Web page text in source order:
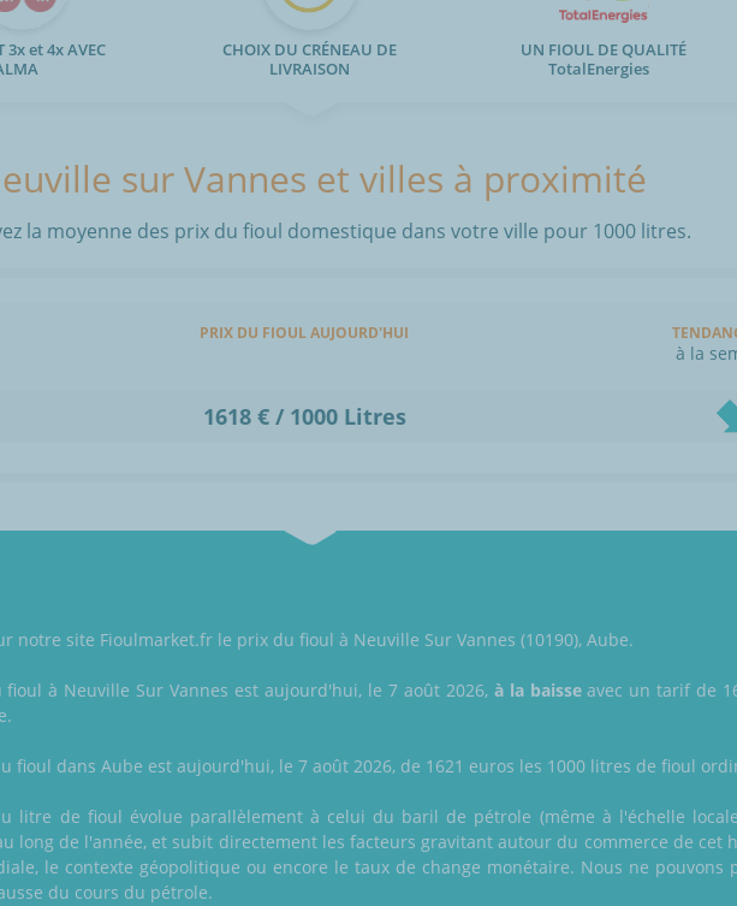
3x et 4x AVEC
CHOIX DU CRÉNEAU DE
LIVRAISON
UN FIOUL DE QUALITÉ
TotalEnergies
sur Vannes et villes à proximité
la moyenne des prix du fioul domestique dans votre ville pour 1000 litres.
PRIX DU FIOUL AUJOURD'HUI
à la
1618 € / 1000 Litres
notre site Fioulmarket.fr le prix du fioul à Neuville Sur Vannes (10190), Aube.
fioul à Neuville Sur Vannes est aujourd'hui, le 7 août 2026, à la baisseavec un tarif de
fioul dans Aube est aujourd'hui, le 7 août 2026, de 1621 euros les 1000 litres de fioul
litre de fioul évolue parallèlement à celui du baril de pétrole (même à l'échelle
long de l'année, et subit directement les facteurs gravitant autour du commerce de cet
le contexte géopolitique ou encore le taux de change monétaire. Nous ne pouvons
du cours du pétrole.